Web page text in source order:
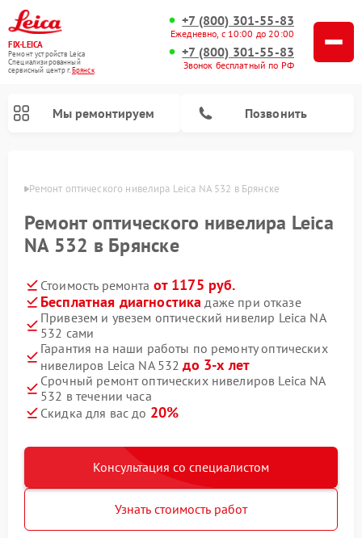
FIX-LEICA
Ремонт устройств Leica
Специализированный
cервисный центр г.Брянск
+7 (800) 301-55-83
Ежедневно, с 10:00 до 20:00
+7 (800) 301-55-83
Звонок бесплатный по РФ
Мы ремонтируем Позвонить
Ремонт оптического нивелира Leica NA 532 в Брянске
Ремонт оптического нивелира Leica
NA 532 в Брянске
Стоимость ремонта от 1175 руб.
Бесплатная диагностика даже при отказе
Привезем и увезем оптический нивелир Leica NA
532 сами
Гарантия на наши работы по ремонту оптических
нивелиров Leica NA 532до 3-х лет
Срочный ремонт оптических нивелиров Leica NA
532 в течении часа
Скидка для вас до 20%
Консультация со специалистом
Узнать стоимость работ